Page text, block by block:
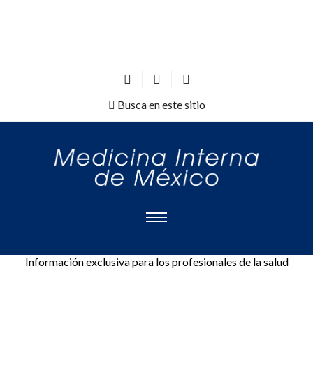
Busca en este sitio
Información exclusiva para los profesionales de la salud